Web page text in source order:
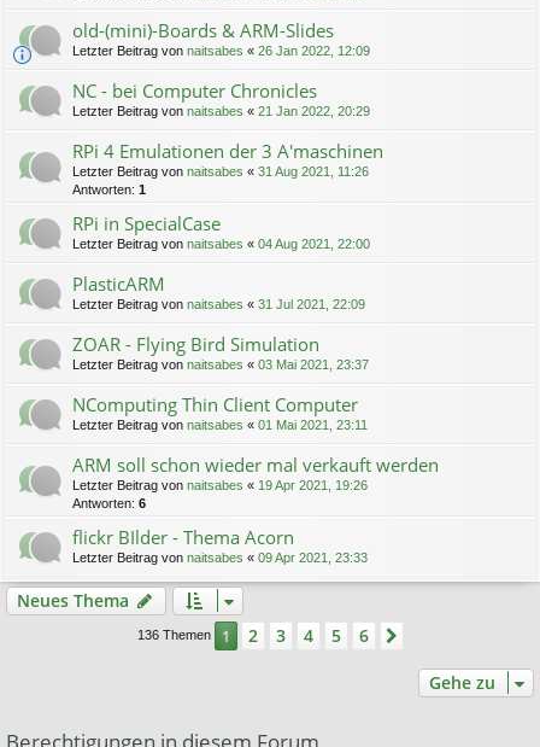
old-(mini)-Boards & ARM-Slides
Letzter Beitrag von naitsabes « 26 Jan 2022, 12:09
NC - bei Computer Chronicles
Letzter Beitrag von naitsabes « 21 Jan 2022, 20:29
RPi 4 Emulationen der 3 A'maschinen
Letzter Beitrag von naitsabes « 31 Aug 2021, 11:26
Antworten: 1
RPi in SpecialCase
Letzter Beitrag von naitsabes « 04 Aug 2021, 22:00
PlasticARM
Letzter Beitrag von naitsabes « 31 Jul 2021, 22:09
ZOAR - Flying Bird Simulation
Letzter Beitrag von naitsabes « 03 Mai 2021, 23:37
NComputing Thin Client Computer
Letzter Beitrag von naitsabes « 01 Mai 2021, 23:11
ARM soll schon wieder mal verkauft werden
Letzter Beitrag von naitsabes « 19 Apr 2021, 19:26
Antworten: 6
flickr BIlder - Thema Acorn
Letzter Beitrag von naitsabes « 09 Apr 2021, 23:33
Neues Thema
136 Themen 1 2 3 4 5 6
Gehe zu